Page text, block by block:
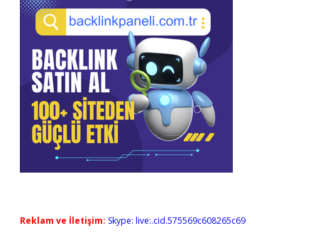
Reklam ve İletişim: Skype: live:.cid.575569c608265c69